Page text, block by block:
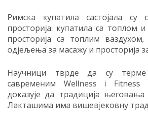
Римска купатила састојaла су
просторија: купатила са топлом
просторија са топлим
одјељења за масажу и просторија
Научници тврде да су
савременим Wellness i Fitness
доказује да традиција
Лакташима има вишевјековну